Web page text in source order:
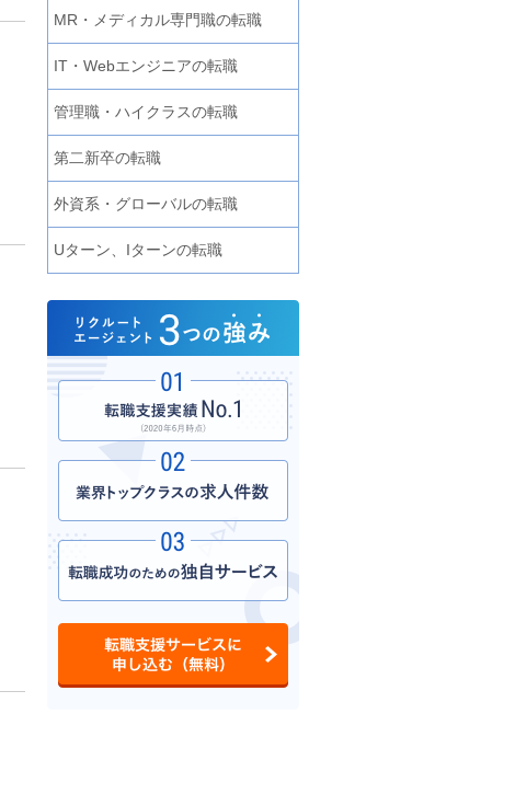
MR・メディカル専門職の転職
IT・Webエンジニアの転職
管理職・ハイクラスの転職
第二新卒の転職
外資系・グローバルの転職
Uターン、Iターンの転職